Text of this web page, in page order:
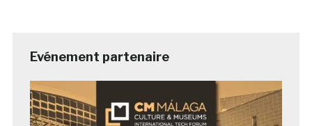
Evénement partenaire